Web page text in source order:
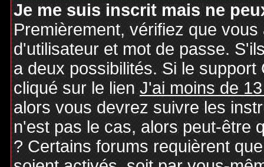
Je me suis inscrit mais ne
Premièrement, vérifiez que
d'utilisateur et mot de passe.
a deux possibilités. Si le
cliqué sur le lienJ'ai moins de
alors vous devrez suivre les
n'est pas le cas, alors peut-être
? Certains forums requièrent